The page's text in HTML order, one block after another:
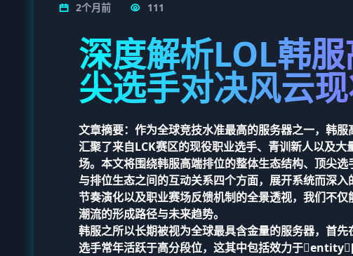
2个月前 111
深度解析LOL韩
尖选手对决风云
文章摘要：作为全球竞技水准最高的服务器之一，韩
汇聚了来自LCK赛区的现役职业选手、青训新人以及
场。本文将围绕韩服高端排位的整体生态结构、顶尖
与排位生态之间的互动关系四个方面，展开系统而深
节奏演化以及职业赛场反馈机制的全景透视，我们不
潮流的形成路径与未来趋势。
韩服之所以长期被视为全球最具含金量的服务器，首
选手常年活跃于高分段位，这其中包括效力于